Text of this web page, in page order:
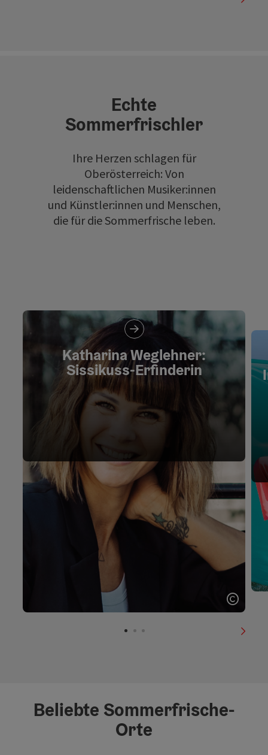
Echte
Sommerfrischler
Ihre Herzen schlagen für
Oberösterreich: Von
leidenschaftlichen Musiker:innen
und Künstler:innen und Menschen,
die für die Sommerfrische leben.
Katharina Weglehner:
Sissikuss-Erfinderin
Beliebte Sommerfrische-
Orte